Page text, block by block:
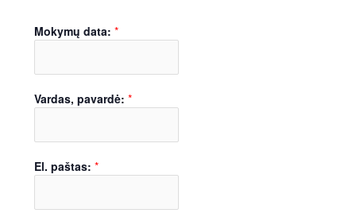
Mokymų data: *
Vardas, pavardė: *
El. paštas: *